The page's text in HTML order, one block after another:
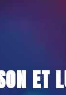
ET